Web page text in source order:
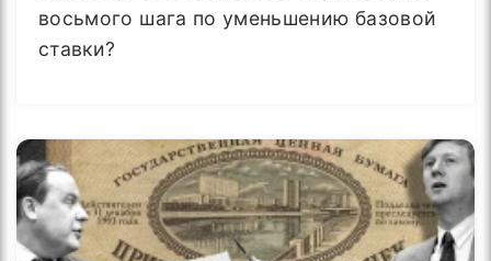
восьмого шага по уменьшению базовой
ставки?